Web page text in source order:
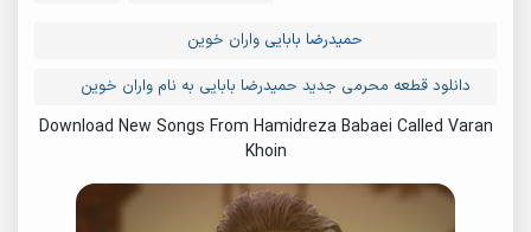
حمیدرضا بابایی واران خوین
دانلود قطعه محرمی جدید حمیدرضا بابایی به نام واران خوین
Download New Songs From Hamidreza Babaei Called Varan
Khoin